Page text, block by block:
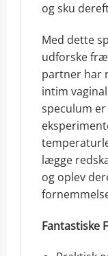
og sku
Med dette
udforske
partner har
intim
speculum er
lægge
og oplev
Fantastiske